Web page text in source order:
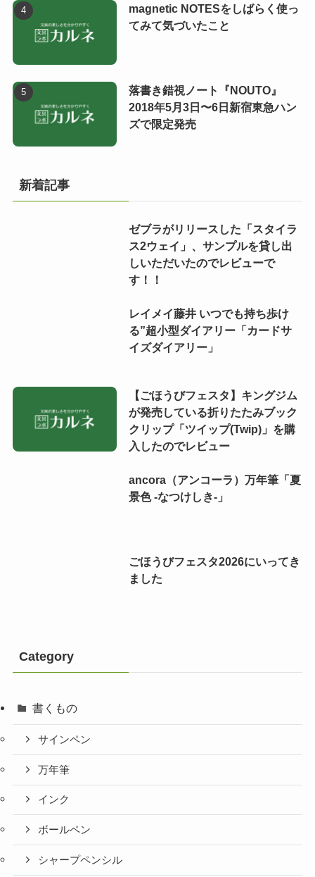
magnetic NOTESをしばらく使っ
てみて気づいたこと
落書き錯視ノート『NOUTO』
2018年5月3日〜6日新宿東急ハン
ズで限定発売
新着記事
ゼブラがリリースした「スタイラ
ス2ウェイ」、サンプルを貸し出
しいただいたのでレビューで
す！！
レイメイ藤井 いつでも持ち歩け
る”超小型ダイアリー「カードサ
イズダイアリー」
【ごほうびフェスタ】キングジム
が発売している折りたたみブック
クリップ「ツイップ(Twip)」を購
入したのでレビュー
ancora（アンコーラ）万年筆「夏
景色 -なつけしき-」
ごほうびフェスタ2026にいってき
ました
Category
書くもの
サインペン
万年筆
インク
ボールペン
シャープペンシル